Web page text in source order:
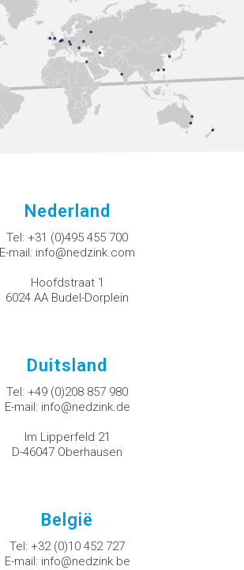
Nederland
Tel: +31 (0)495 455 700
E-mail: info@nedzink.com
Hoofdstraat 1
6024 AA Budel-Dorplein
Duitsland
Tel: +49 (0)208 857 980
E-mail: info@nedzink.de
Im Lipperfeld 21
D-46047 Oberhausen
België
Tel: +32 (0)10 452 727
E-mail: info@nedzink.be